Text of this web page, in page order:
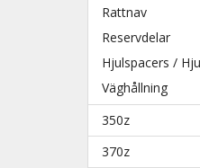
Rattnav
Reservdelar
Hjulspacers /
Väghållning
350z
370z